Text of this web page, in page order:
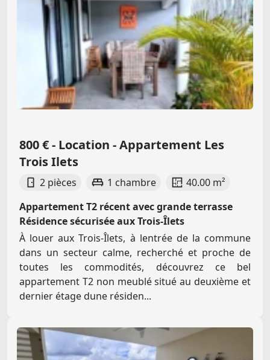
800 € - Location - Appartement Les
Trois Ilets
2 pièces 1 chambre
40.00 m²
Appartement T2 récent avec grande terrasse
Résidence sécurisée aux Trois-Îlets
À louer aux Trois-Îlets, à lentrée de la commune
dans un secteur calme, recherché et proche de
toutes les commodités, découvrez ce bel
appartement T2 non meublé situé au deuxième et
dernier étage dune résiden...